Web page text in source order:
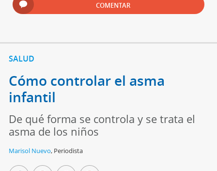
COMENTAR
SALUD
Cómo controlar el asma
infantil
De qué forma se controla y se trata el
asma de los niños
Marisol Nuevo, Periodista